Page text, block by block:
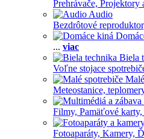
Prehrávače, Projektory
Audio
Bezdrôtové
... viac
Biela
Voľne stojace
Meteostanice,
Filmy, Pamäťové karty,
Fotoaparáty, Kamery,